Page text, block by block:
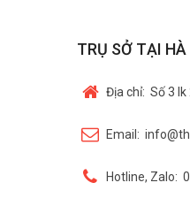
TRỤ SỞ TẠI HÀ
Địa chỉ: Số 3 lk
Email:
Hotline, Zalo: